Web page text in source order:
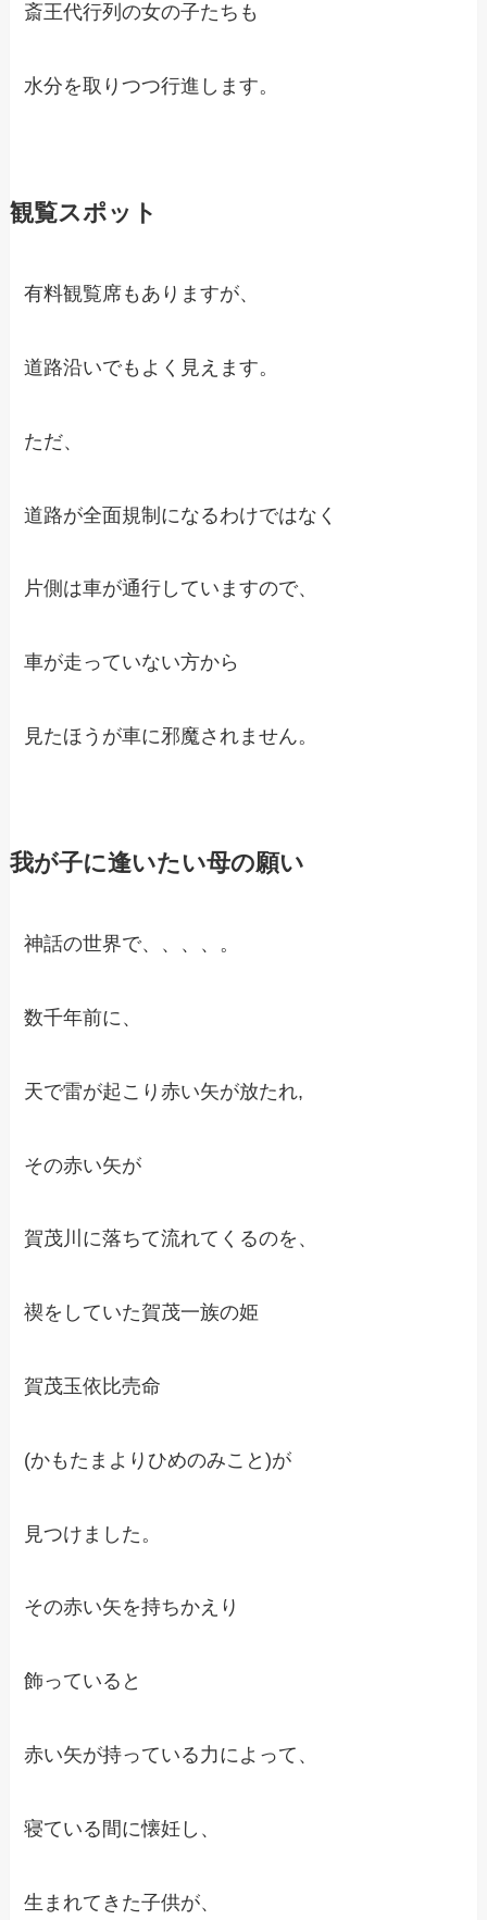
斎王代行列の女の子たちも
水分を取りつつ行進します。
観覧スポット
有料観覧席もありますが、
道路沿いでもよく見えます。
ただ、
道路が全面規制になるわけではなく
片側は車が通行していますので、
車が走っていない方から
見たほうが車に邪魔されません。
我が子に逢いたい母の願い
神話の世界で、、、、。
数千年前に、
天で雷が起こり赤い矢が放たれ,
その赤い矢が
賀茂川に落ちて流れてくるのを、
禊をしていた賀茂一族の姫
賀茂玉依比売命
(かもたまよりひめのみこと)が
見つけました。
その赤い矢を持ちかえり
飾っていると
赤い矢が持っている力によって、
寝ている間に懐妊し、
生まれてきた子供が、